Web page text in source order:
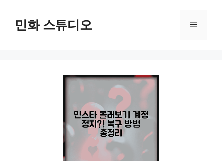
민화 스튜디오 메